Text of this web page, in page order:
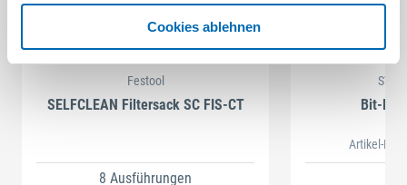
Cookies ablehnen
Festool
SELFCLEAN Filtersack SC FIS-CT
8 Ausführungen
Bit-
Artikel-Nr.